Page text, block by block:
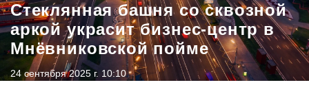
Стеклянная башня со сквозной
аркой украсит бизнес-центр в
Мнёвниковской пойме
24 сентября 2025 г. 10:10